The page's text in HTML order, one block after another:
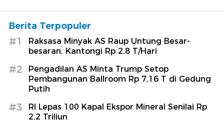
Berita Terpopuler
#1
Raksasa Minyak AS Raup Untung Besar-
besaran, Kantongi Rp 2,8 T/Hari
#2
Pengadilan AS Minta Trump Setop
Pembangunan Ballroom Rp 7,16 T di Gedung
Putih
#3
RI Lepas 100 Kapal Ekspor Mineral Senilai Rp
2,2 Triliun